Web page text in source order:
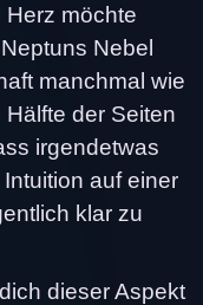
Herz möchte
Nebel
manchmal wie
der Seiten
irgendetwas
auf einer
klar zu
dieser Aspekt